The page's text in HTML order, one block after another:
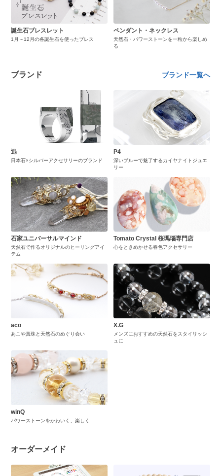
誕生石ブレスレット
1月～12月の各誕生石を使ったブレス
ペンダント・ネックレス
天然石・パワーストーンを一粒から楽しめ
る
ブランド ブランド一覧へ
迅
日本石×シルバーアクセサリーのブランド
P4
深いブルーで魅了するカイヤナイトジュエ
リー
石家ユニバーサルマインド
天然石で作るオリジナルのヒーリングアイ
テム
Tomato Crystal 桜瑪瑙専門店
心をときめかせる春色アクセサリー
aco
あこや真珠と天然石のめぐり会い
X.G
メンズにおすすめの天然石をスタイリッシ
ュに
winQ
パワーストーンをかわいく、楽しく
オーダーメイド